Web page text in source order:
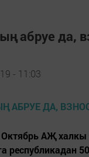
абруе да,
- 11:03
АҖ халкы
республикадан